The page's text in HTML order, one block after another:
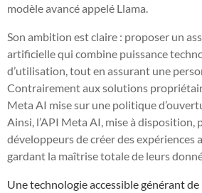
modèle avancé appelé Llama.
Son ambition est claire : proposer un
artificielle qui combine puissance
d’utilisation, tout en assurant une
Contrairement aux solutions
Meta AI mise sur une politique
Ainsi, l’API Meta AI, mise à disposition,
développeurs de créer des expériences
gardant la maîtrise totale de leurs
Une technologie accessible générant de